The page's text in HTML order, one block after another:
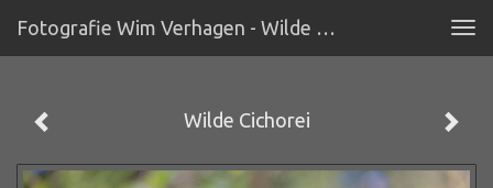
Fotografie Wim Verhagen - Wilde Cichorei
Wilde Cichorei